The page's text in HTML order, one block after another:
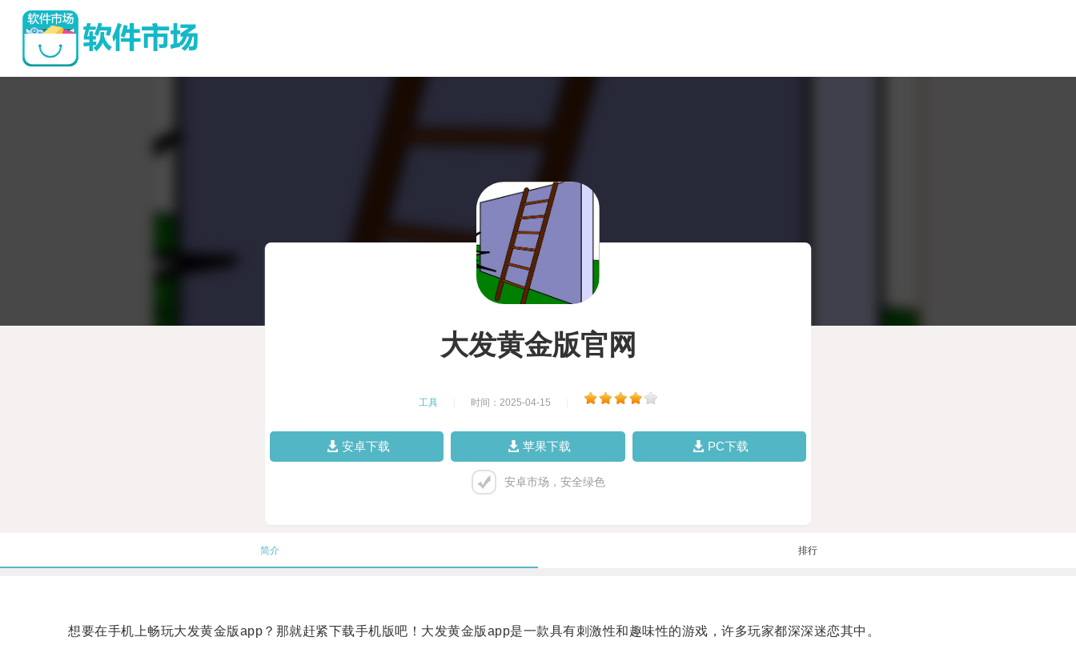
大发黄金版官网
工具 时间：2025-04-15
安卓下载 苹果下载 PC下载
安卓市场，安全绿色
简介 排行
想要在手机上畅玩大发黄金版app？那就赶紧下载手机版吧！大发黄金版app是一款具有刺激性和趣味性的游戏，许多玩家都深深迷恋其中。